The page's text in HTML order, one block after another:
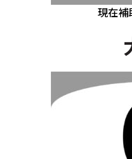
現在補